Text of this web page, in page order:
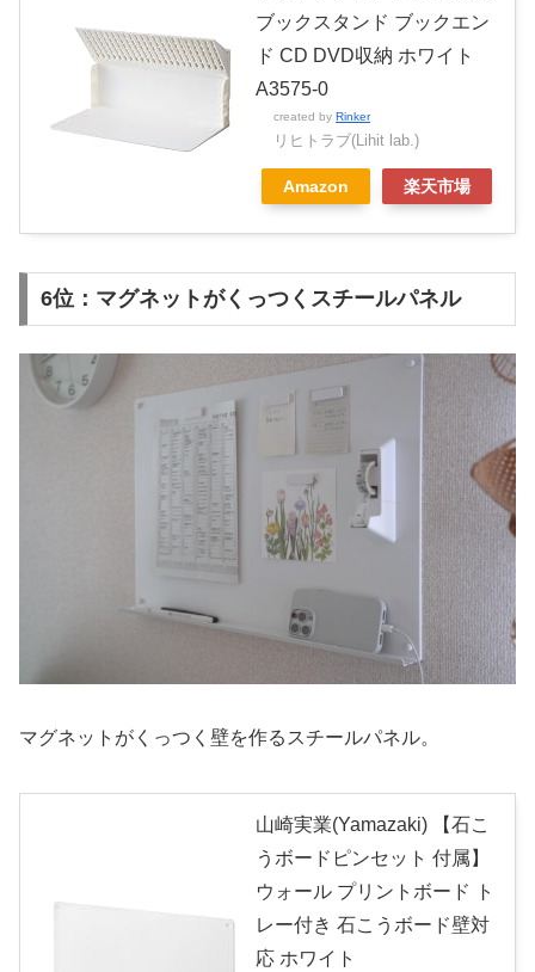
ブックスタンド ブックエン
ド CD DVD収納 ホワイト
A3575-0
created by Rinker
リヒトラブ(Lihit lab.)
Amazon 楽天市場
6位：マグネットがくっつくスチールパネル
マグネットがくっつく壁を作るスチールパネル。
山崎実業(Yamazaki) 【石こ
うボードピンセット 付属】
ウォール プリントボード ト
レー付き 石こうボード壁対
応 ホワイト